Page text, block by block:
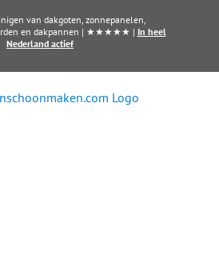
van dakgoten, zonnepanelen,
en dakpannen | ★★★★★ | In heel
Nederland actief